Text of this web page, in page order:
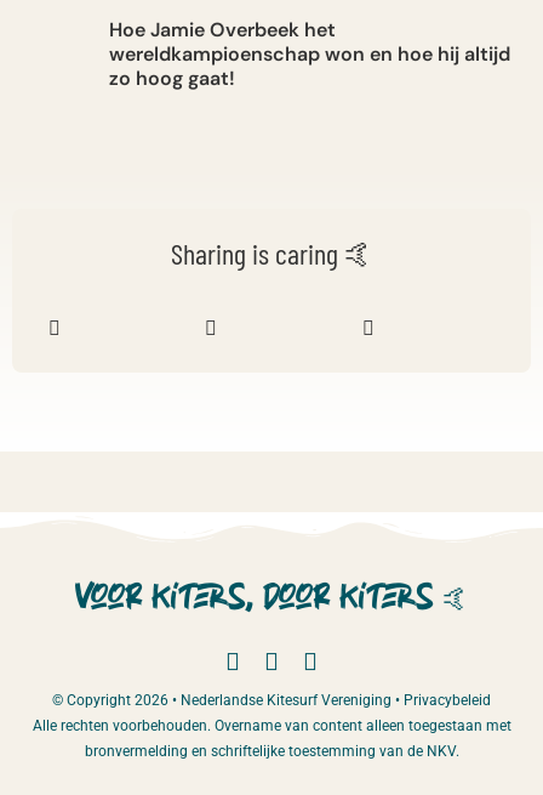
Hoe Jamie Overbeek het
wereldkampioenschap won en hoe hij altijd
zo hoog gaat!
Sharing is caring 🤙
Voor kiters, door kiters🤙
© Copyright 2026 • Nederlandse Kitesurf Vereniging • Privacybeleid
Alle rechten voorbehouden. Overname van content alleen toegestaan met
bronvermelding en schriftelijke toestemming van de NKV.